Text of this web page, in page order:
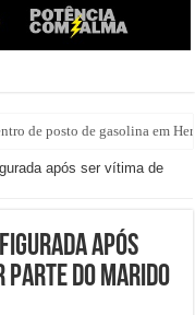
de posto de gasolina em
após ser vítima de
após
parte do marido